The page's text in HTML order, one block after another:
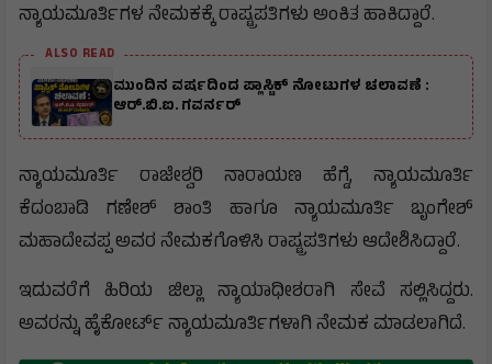
ನ್ಯಾಯಮೂರ್ತಿಗಳ ನೇಮಕಕ್ಕೆ ರಾಷ್ಟ್ರಪತಿಗಳು ಅಂಕಿತ ಹಾಕಿದ್ದಾರೆ.
ALSO READ
ಮುಂದಿನ ವರ್ಷದಿಂದ ಪ್ಲಾಸ್ಟಿಕ್ ನೋಟುಗಳ ಚಲಾವಣೆ :
ಆರ್‌.ಬಿ.ಐ. ಗವರ್ನರ್
ನ್ಯಾಯಮೂರ್ತಿ ರಾಜೇಶ್ವರಿ ನಾರಾಯಣ ಹೆಗ್ಡೆ, ನ್ಯಾಯಮೂರ್ತಿ
ಕೆದಂಬಾಡಿ ಗಣೇಶ್ ಶಾಂತಿ ಹಾಗೂ ನ್ಯಾಯಮೂರ್ತಿ ಬೃಂಗೇಶ್
ಮಹಾದೇವಪ್ಪ ಅವರ ನೇಮಕಗೊಳಿಸಿ ರಾಷ್ಟ್ರಪತಿಗಳು ಆದೇಶಿಸಿದ್ದಾರೆ.
ಇದುವರೆಗೆ ಹಿರಿಯ ಜಿಲ್ಲಾ ನ್ಯಾಯಾಧೀಶರಾಗಿ ಸೇವೆ ಸಲ್ಲಿಸಿದ್ದರು.
ಅವರನ್ನು ಹೈಕೋರ್ಟ್ ನ್ಯಾಯಮೂರ್ತಿಗಳಾಗಿ ನೇಮಕ ಮಾಡಲಾಗಿದೆ.